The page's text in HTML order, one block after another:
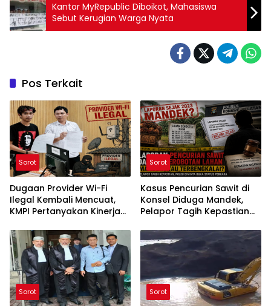
Kantor MyRepublic Diboikot, Mahasiswa
Sebut Kerugian Warga Nyata
Pos Terkait
Sorot
Dugaan Provider Wi-Fi
Ilegal Kembali Mencuat,
KMPI Pertanyakan Kinerja
Sorot
Kasus Pencurian Sawit di
Konsel Diduga Mandek,
Pelapor Tagih Kepastian
Sorot Sorot